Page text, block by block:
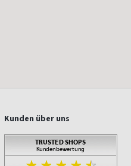
Kunden über uns